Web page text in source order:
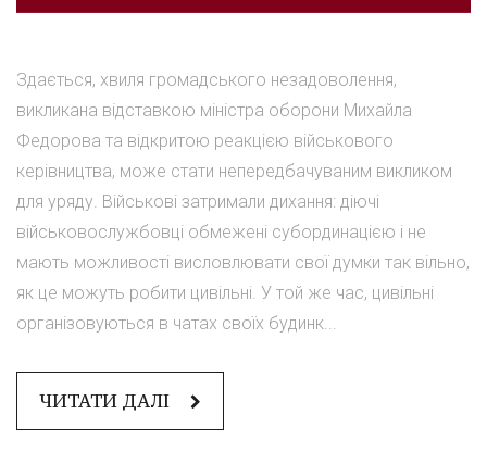
Здається, хвиля громадського незадоволення,
викликана відставкою міністра оборони Михайла
Федорова та відкритою реакцією військового
керівництва, може стати непередбачуваним викликом
для уряду. Військові затримали дихання: діючі
військовослужбовці обмежені субординацією і не
мають можливості висловлювати свої думки так вільно,
як це можуть робити цивільні. У той же час, цивільні
організовуються в чатах своїх будинк...
ЧИТАТИ ДАЛІ